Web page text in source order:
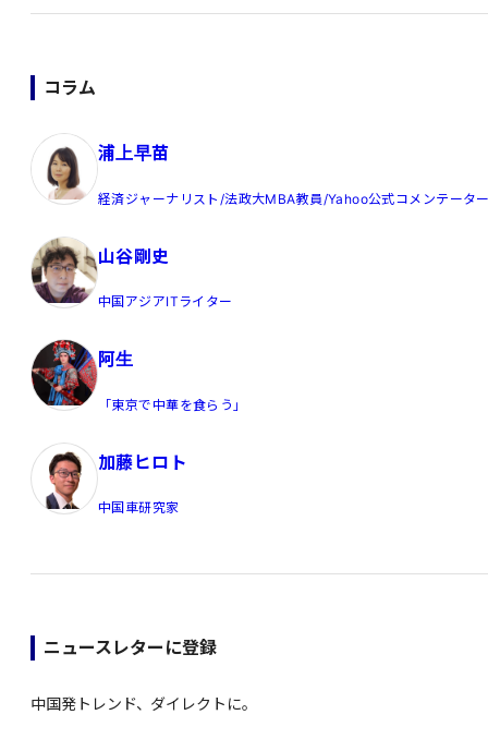
コラム
浦上早苗
経済ジャーナリスト/法政大MBA教員/Yahoo公式コメンテータ
山谷剛史
中国アジアITライター
阿生
「東京で中華を食らう」
加藤ヒロト
中国車研究家
ニュースレターに登録
中国発トレンド、ダイレクトに。